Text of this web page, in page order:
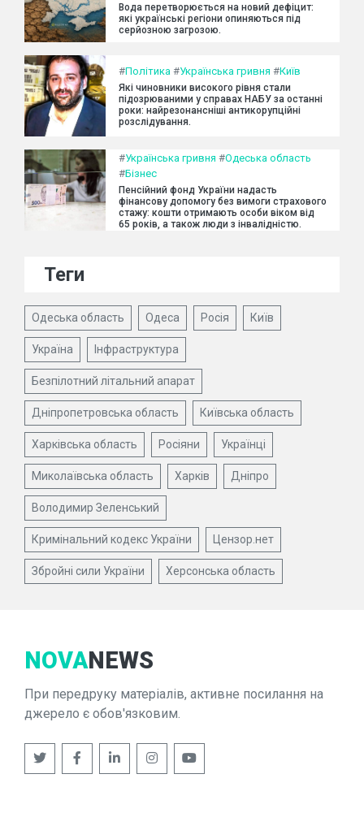
Вода перетворюється на новий дефіцит:
які українські регіони опиняються під
серйозною загрозою.
#Політика #Українська гривня #Київ
Які чиновники високого рівня стали
підозрюваними у справах НАБУ за останні
роки: найрезонансніші антикорупційні
розслідування.
#Українська гривня #Одеська область
#Бізнес
Пенсійний фонд України надасть
фінансову допомогу без вимоги страхового
стажу: кошти отримають особи віком від
65 років, а також люди з інвалідністю.
Теги
Одеська область Одеса Росія Київ
Україна Інфраструктура
Безпілотний літальний апарат
Дніпропетровська область Київська область
Харківська область Росіяни Українці
Миколаївська область Харків Дніпро
Володимир Зеленський
Кримінальний кодекс України Цензор.нет
Збройні сили України Херсонська область
NOVANEWS
При передруку матеріалів, активне посилання на
джерело є обов'язковим.